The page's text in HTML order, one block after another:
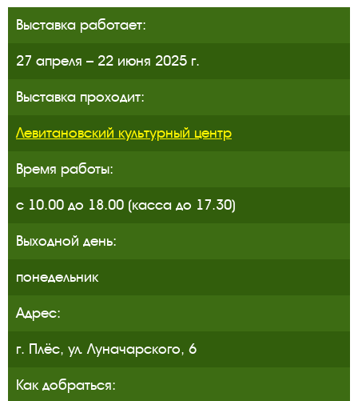
Выставка работает:
27 апреля – 22 июня 2025 г.
Выставка проходит:
Левитановский культурный центр
Время работы:
с 10.00 до 18.00 (касса до 17.30)
Выходной день:
понедельник
Адрес:
г. Плёс, ул. Луначарского, 6
Как добраться: